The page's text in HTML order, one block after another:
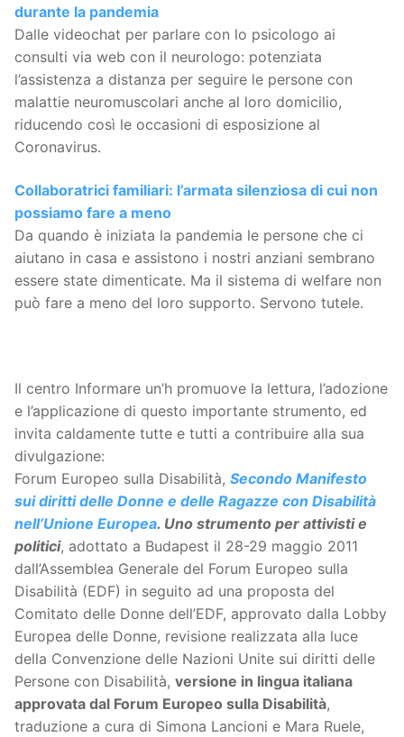
durante la pandemia
Dalle videochat per parlare con lo psicologo ai
consulti via web con il neurologo: potenziata
l’assistenza a distanza per seguire le persone con
malattie neuromuscolari anche al loro domicilio,
riducendo così le occasioni di esposizione al
Coronavirus.
Collaboratrici familiari: l’armata silenziosa di cui non
possiamo fare a meno
Da quando è iniziata la pandemia le persone che ci
aiutano in casa e assistono i nostri anziani sembrano
essere state dimenticate. Ma il sistema di welfare non
può fare a meno del loro supporto. Servono tutele.
Il centro Informare un’h promuove la lettura, l’adozione
e l’applicazione di questo importante strumento, ed
invita caldamente tutte e tutti a contribuire alla sua
divulgazione:
Forum Europeo sulla Disabilità, Secondo Manifesto
sui diritti delle Donne e delle Ragazze con Disabilità
nell’Unione Europea. Uno strumento per attivisti e
politici, adottato a Budapest il 28-29 maggio 2011
dall’Assemblea Generale del Forum Europeo sulla
Disabilità (EDF) in seguito ad una proposta del
Comitato delle Donne dell’EDF, approvato dalla Lobby
Europea delle Donne, revisione realizzata alla luce
della Convenzione delle Nazioni Unite sui diritti delle
Persone con Disabilità, versione in lingua italiana
approvata dal Forum Europeo sulla Disabilità,
traduzione a cura di Simona Lancioni e Mara Ruele,